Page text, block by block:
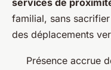
familial, sans
des déplacements
Présence accrue